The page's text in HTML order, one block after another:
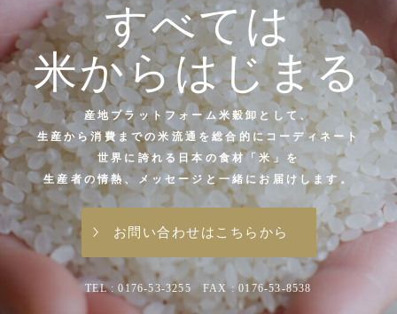
すべては
米からはじまる
産地プラットフォーム米穀卸として、
生産から消費までの米流通を総合的にコーディネート
世界に誇れる日本の食材「米」を
生産者の情熱、メッセージと一緒にお届けします。
お問い合わせはこちらから
TEL : 0176-53-3255 FAX : 0176-53-8538